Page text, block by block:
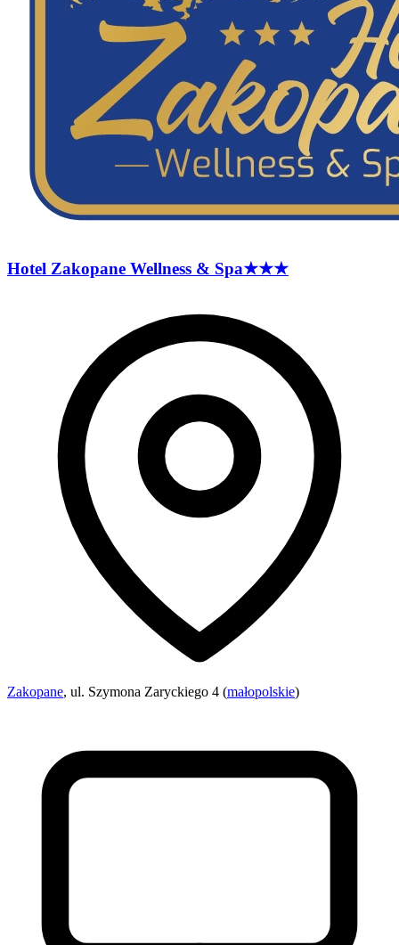
Hotel Zakopane Wellness & Spa★★★
Zakopane, ul. Szymona Zaryckiego 4 (małopolskie)